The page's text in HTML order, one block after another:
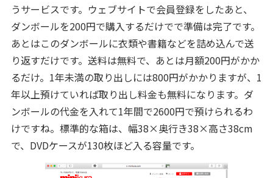
うサービスです。ウェブサイトで会員登録をしたあと、
ダンボールを200円で購入するだけでで準備は完了です。
あとはこのダンボールに衣類や書籍などを詰め込んで送
り返すだけです。送料は無料で、あとは月額200円がかか
るだけ。1年未満の取り出しには800円がかかりますが、1
年以上預けていれば取り出し料金も無料になります。ダ
ンボールの代金を入れて1年間で2600円で預けられるわ
けですね。標準的な箱は、幅38×奥行き38×高さ38cm
で、DVDケースが130枚ほど入る容量です。